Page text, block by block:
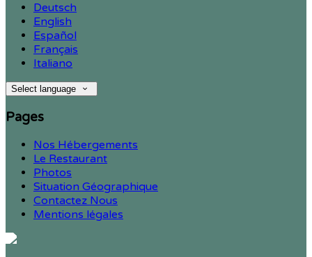
Deutsch
English
Español
Français
Italiano
Select language
Pages
Nos Hébergements
Le Restaurant
Photos
Situation Géographique
Contactez Nous
Mentions légales